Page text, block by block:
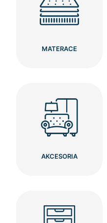
MATERACE
AKCESORIA